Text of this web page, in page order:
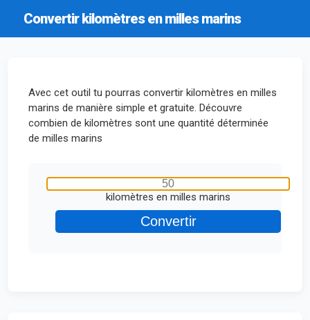
Convertir kilomètres en milles marins
Avec cet outil tu pourras convertir kilomètres en milles
marins de manière simple et gratuite. Découvre
combien de kilomètres sont une quantité déterminée
de milles marins
kilomètres en milles marins